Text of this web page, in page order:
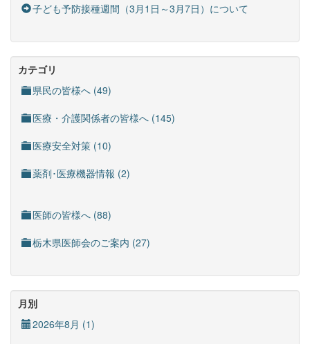
子ども予防接種週間（3月1日～3月7日）について
カテゴリ
県民の皆様へ (49)
医療・介護関係者の皆様へ (145)
医療安全対策 (10)
薬剤･医療機器情報 (2)
医師の皆様へ (88)
栃木県医師会のご案内 (27)
月別
2026年8月 (1)